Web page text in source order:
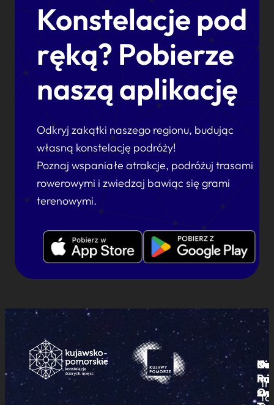
Konstelacje pod
ręką? Pobierze
naszą aplikację
Odkryj zakątki naszego regionu, budując
własną konstelację podróży!
Poznaj wspaniałe atrakcje, podróżuj trasami
rowerowymi i zwiedzaj bawiąc się grami
terenowymi.
i